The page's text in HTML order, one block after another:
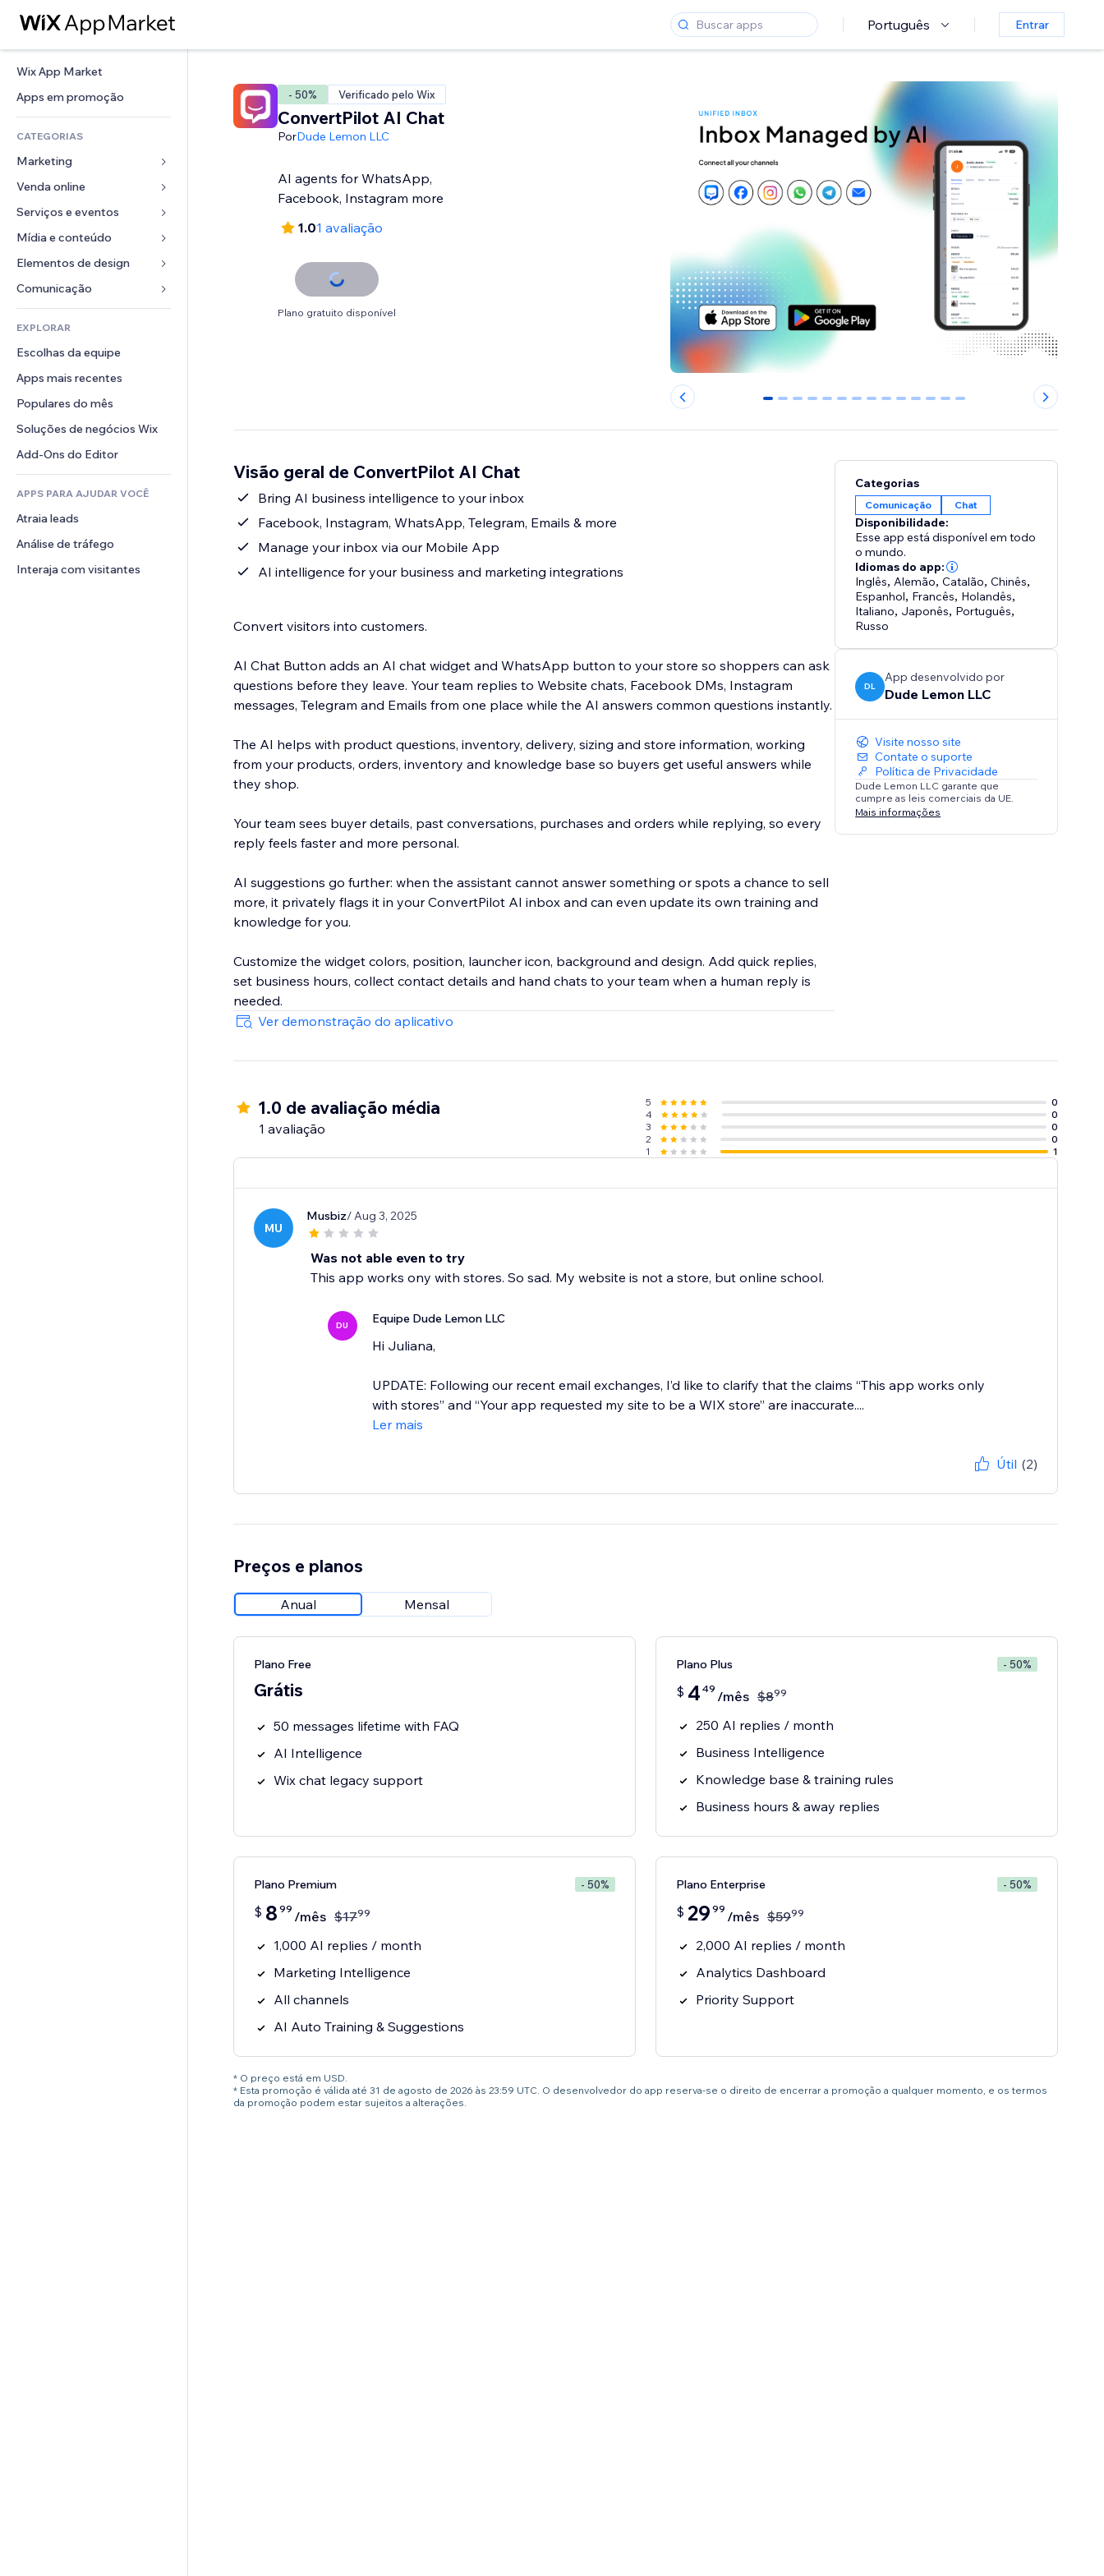
Português Entrar
Wix App Market
Apps em promoção
CATEGORIAS
Marketing
Anúncios
Mobile
Análises
Listas do site
Email
Venda online
Apps para lojas
Frete e entrega
Botões de venda
Contabilidade
Cupons e fidelidade
Soluções de armazenamento
Serviços e eventos
Hotéis
Eventos
Restaurantes
Imobiliária
Meus agendamentos
Mídia e conteúdo
Galeria
Músicas
Podcasts
Fotografia
Vídeo
PDF
Compartilhamento de arquivos
Notícias
Elementos de design
Mapas e navegação
Privacidade e segurança
Relógio
Templates de página
Efeitos de imagem
Botões e menus
Banners e selos
Calculadoras
Busca
Previsão do tempo
Tabelas e gráficos
Formulários
Enquetes
Chat
Comentários
Telefone
Comunidade
Avaliações e depoimentos
CRM
EXPLORAR
Escolhas da equipe
Apps mais recentes
Populares do mês
Soluções de negócios Wix
Add-Ons do Editor
APPS PARA AJUDAR VOCÊ
Atraia leads
Análise de tráfego
Interaja com visitantes
- 50% Verificado pelo Wix
ConvertPilot AI Chat
PorDude Lemon LLC
AI agents for WhatsApp,
Facebook, Instagram more
1.01 avaliação
Plano gratuito disponível
0 1 2 3 4 5 6 7 8 9 10 11 12 13
Visão geral de ConvertPilot AI Chat
Bring AI business intelligence to your inbox
Facebook, Instagram, WhatsApp, Telegram, Emails & more
Manage your inbox via our Mobile App
AI intelligence for your business and marketing integrations
Convert visitors into customers.
AI Chat Button adds an AI chat widget and WhatsApp button to your store so shoppers can ask
questions before they leave. Your team replies to Website chats, Facebook DMs, Instagram
messages, Telegram and Emails from one place while the AI answers common questions instantly.
The AI helps with product questions, inventory, delivery, sizing and store information, working
from your products, orders, inventory and knowledge base so buyers get useful answers while
they shop.
Your team sees buyer details, past conversations, purchases and orders while replying, so every
reply feels faster and more personal.
AI suggestions go further: when the assistant cannot answer something or spots a chance to sell
more, it privately flags it in your ConvertPilot AI inbox and can even update its own training and
knowledge for you.
Customize the widget colors, position, launcher icon, background and design. Add quick replies,
set business hours, collect contact details and hand chats to your team when a human reply is
needed.
Ver demonstração do aplicativo
Categorias
Comunicação Chat
Disponibilidade:
Esse app está disponível em todo
o mundo.
Idiomas do app:
Inglês, Alemão,Catalão,Chinês,
Espanhol, Francês, Holandês,
Italiano, Japonês, Português,
Russo
DL
App desenvolvido por
Dude Lemon LLC
Visite nosso site
Contate o suporte
Política de Privacidade
Dude Lemon LLC garante que
cumpre as leis comerciais da UE.
Mais informações
1.0 de avaliação média
1 avaliação
5
0
4
0
3
0
2
0
1
1
MU
Musbiz/ Aug 3, 2025
Was not able even to try
This app works ony with stores. So sad. My website is not a store, but online school.
DU Equipe Dude Lemon LLC
Hi Juliana,
UPDATE: Following our recent email exchanges, I’d like to clarify that the claims “This app works only
with stores” and “Your app requested my site to be a WIX store” are inaccurate....
Ler mais
Útil (2)
Preços e planos
Anual Mensal
Plano Free
Grátis
50 messages lifetime with FAQ
AI Intelligence
Wix chat legacy support
Plano Plus - 50%
$ 4 49 /mês $899
250 AI replies / month
Business Intelligence
Knowledge base & training rules
Business hours & away replies
Plano Premium - 50%
$ 8 99 /mês $1799
1,000 AI replies / month
Marketing Intelligence
All channels
AI Auto Training & Suggestions
Plano Enterprise - 50%
$ 29 99 /mês $5999
2,000 AI replies / month
Analytics Dashboard
Priority Support
* O preço está em USD.
* Esta promoção é válida até 31 de agosto de 2026 às 23:59 UTC. O desenvolvedor do app reserva-se o direito de encerrar a promoção a qualquer momento, e os termos
da promoção podem estar sujeitos a alterações.